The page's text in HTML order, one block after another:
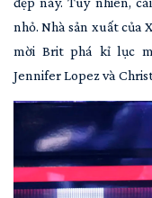
nhỏ. Nhà sản xuất của
mời Brit phá kỉ lục
Jennifer Lopez và